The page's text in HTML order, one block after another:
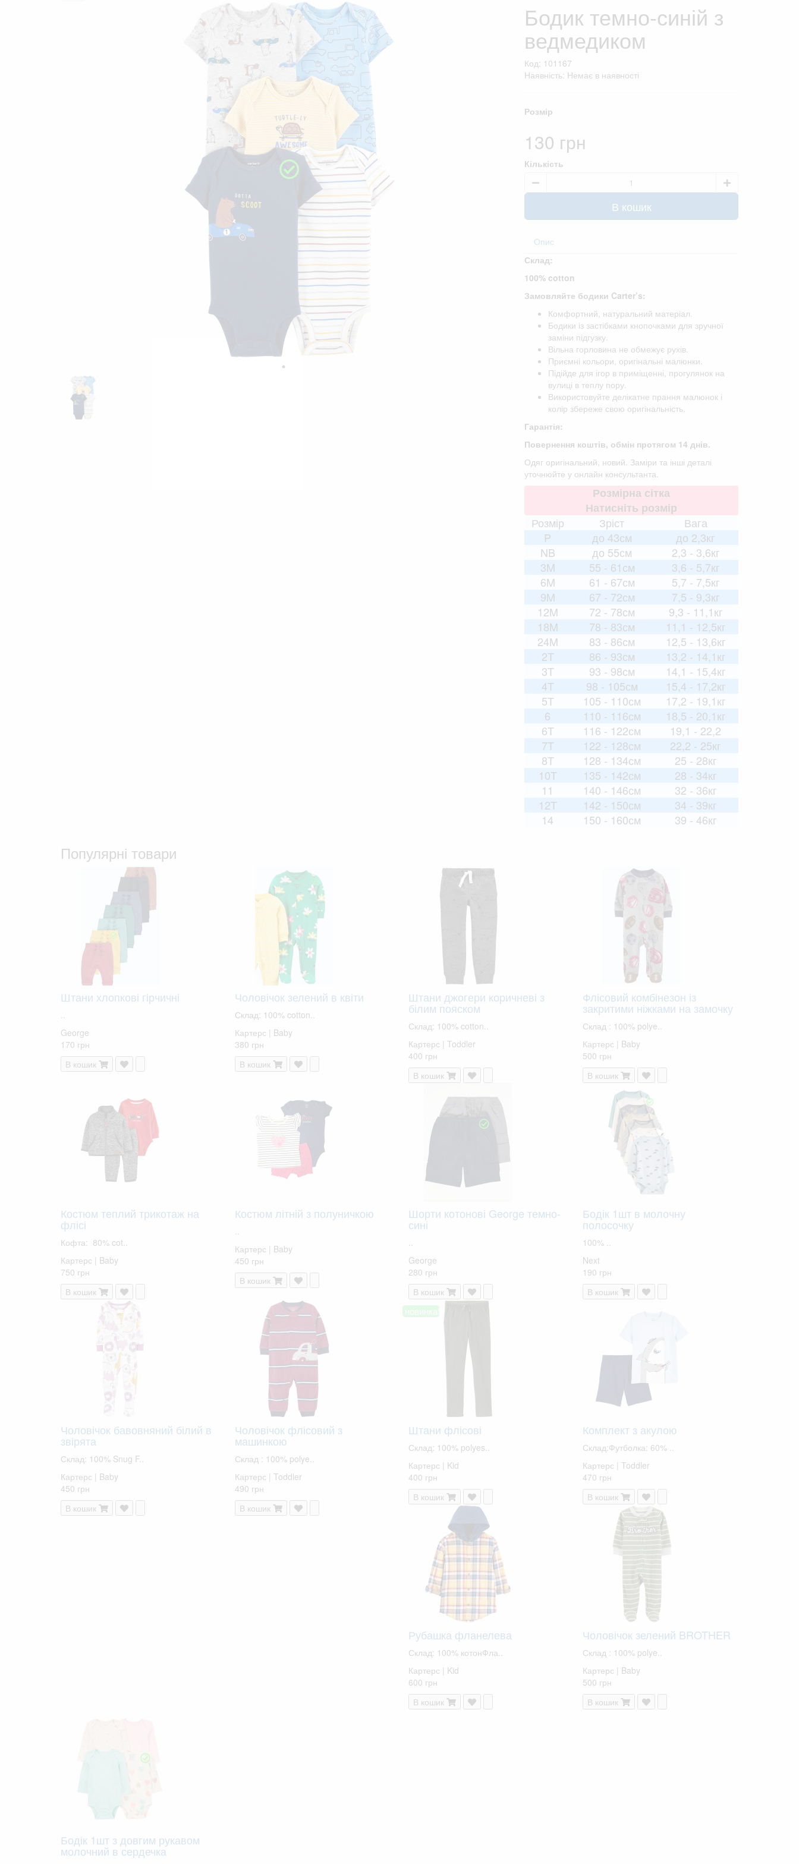
Бодик темно-синій з
ведмедиком
Код: 101167
Наявність: Немає в наявності
Розмір
130 грн
Кількість
В кошик
Опис
Склад:
100% cotton
Замовляйте бодики Carter’s:
Комфортний, натуральний матеріал.
Бодики із застібками кнопочками для зручної
заміни підгузку.
Вільна горловина не обмежує рухів.
Приємні кольори, оригінальні малюнки.
Підійде для ігор в приміщенні, прогулянок на
вулиці в теплу пору.
Використовуйте делікатне прання малюнок і
колір збереже свою оригінальність.
Гарантія:
Повернення коштів, обмін протягом 14 днів.
Одяг оригінальний, новий. Заміри та інші деталі
уточнюйте у онлайн консультанта.
Розмірна сітка
Натисніть розмір
Розмір
Зріст
Вага
P
до 43см
до 2,3кг
NB
до 55см
2,3 - 3,6кг
3M
55 - 61см
3,6 - 5,7кг
6M
61 - 67см
5,7 - 7,5кг
9M
67 - 72см
7,5 - 9,3кг
12M
72 - 78см
9,3 - 11,1кг
18M
78 - 83см
11,1 - 12,5кг
24M
83 - 86см
12,5 - 13,6кг
2T
86 - 93см
13,2 - 14,1кг
3T
93 - 98см
14,1 - 15,4кг
4T
98 - 105см
15,4 - 17,2кг
5T
105 - 110см
17,2 - 19,1кг
6
110 - 116см
18,5 - 20,1кг
6T
116 - 122см
19,1 - 22,2
7T
122 - 128см
22,2 - 25кг
8T
128 - 134см
25 - 28кг
10T
135 - 142см
28 - 34кг
11
140 - 146см
32 - 36кг
12T
142 - 150см
34 - 39кг
14
150 - 160см 39 - 46кг
Популярні товари
Штани хлопкові гірчичні
George
170 грн
В кошик
Чоловічок зелений в квіти
Склад: 100% cotton..
Картерс | Baby
380 грн
В кошик
Штани джогери коричневі з
білим пояском
Склад: 100% cotton..
Картерс | Toddler
400 грн
В кошик
Флісовий комбінезон із
закритими ніжками на замочку
Склад : 100% polye..
Картерс | Baby
500 грн
В кошик
Костюм теплий трикотаж на
флісі
Кофта: 80% cot..
Картерс | Baby
750 грн
В кошик
Костюм літній з полуничкою
Картерс | Baby
450 грн
В кошик
Шорти котонові George темно-
сині
George
280 грн
В кошик
Бодік 1шт в молочну
полосочку
100% ..
Next
190 грн
В кошик
Чоловічок бавовняний білий в
звірята
Склад: 100% Snug F..
Картерс | Baby
450 грн
В кошик
Чоловічок флісовий з
машинкою
Склад : 100% polye..
Картерс | Toddler
490 грн
В кошик
новинка!
Штани флісові
Склад: 100% polyes..
Картерс | Kid
400 грн
В кошик
Комплект з акулою
Склад:Футболка: 60% ..
Картерс | Toddler
470 грн
В кошик
Рубашка фланелева
Склад: 100% котонФла..
Картерс | Kid
600 грн
В кошик
Чоловічок зелений BROTHER
Склад : 100% polye..
Картерс | Baby
500 грн
В кошик
Бодік 1шт з довгим рукавом
молочний в сердечка